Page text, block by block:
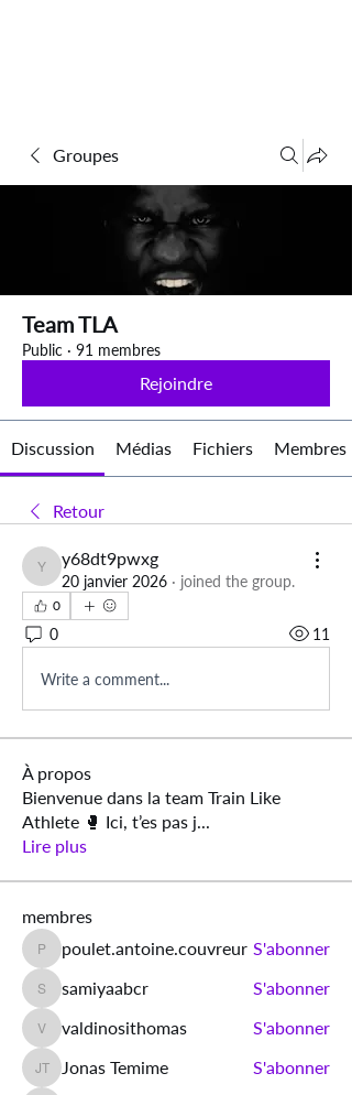
Groupes
Team TLA
Public · 91 membres
Rejoindre
Discussion Médias Fichiers Membres
Retour
y68dt9pwxg
y68dt9pwxg
20 janvier 2026 · joined the group.
0
0 11
Write a comment...
À propos
Bienvenue dans la team Train Like
Athlete 🥊 Ici, t’es pas j...
Lire plus
membres
poulet.antoine.couvreur
poulet.antoine.couvreur S'abonner
samiyaabcr
samiyaabcr S'abonner
valdinosithomas
valdinosithomas S'abonner
Jonas Temime
Jonas Temime S'abonner